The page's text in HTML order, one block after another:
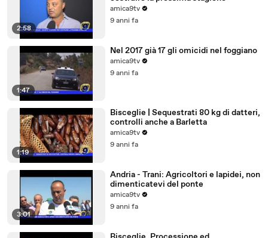
2:58
amica9tv
9 anni fa
1:47
Nel 2017 già 17 gli omicidi nel foggiano
amica9tv
9 anni fa
1:19
Bisceglie | Sequestrati 80 kg di datteri,
controlli anche a Barletta
amica9tv
9 anni fa
3:01
Andria - Trani: Agricoltori e lapidei, non
dimenticatevi del ponte
amica9tv
9 anni fa